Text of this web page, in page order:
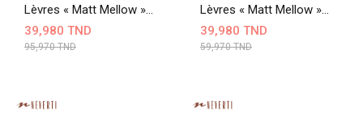
Lèvres « Matt Mellow »
006+004+012
39,980 TND
95,970 TND
Lèvres « Matt Mellow »
007+009+011
39,980 TND
59,970 TND